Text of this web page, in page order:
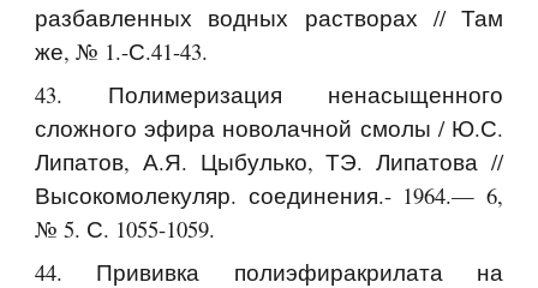
разбавленных водных растворах // Там
же, № 1.-С.41-43.
43. Полимеризация ненасыщенного
сложного эфира новолачной смолы / Ю.С.
Липатов, А.Я. Цыбулько, ТЭ. Липатова //
Высокомолекуляр. соединения.- 1964.— 6,
№ 5. С. 1055-1059.
44. Прививка полиэфиракрилата на